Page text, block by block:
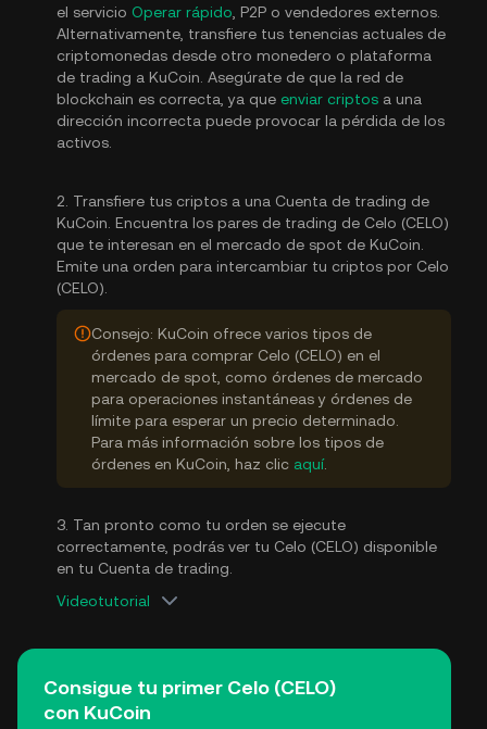
el servicio Operar rápido , P2P o vendedores externos.
Alternativamente, transfiere tus tenencias actuales de
criptomonedas desde otro monedero o plataforma
de trading a KuCoin. Asegúrate de que la red de
blockchain es correcta, ya que enviar criptos a una
dirección incorrecta puede provocar la pérdida de los
activos.
2. Transfiere tus criptos a una Cuenta de trading de
KuCoin. Encuentra los pares de trading de Celo (CELO)
que te interesan en el mercado de spot de KuCoin.
Emite una orden para intercambiar tu criptos por Celo
(CELO).
Consejo: KuCoin ofrece varios tipos de
órdenes para comprar Celo (CELO) en el
mercado de spot, como órdenes de mercado
para operaciones instantáneas y órdenes de
límite para esperar un precio determinado.
Para más información sobre los tipos de
órdenes en KuCoin, haz clic aquí.
3. Tan pronto como tu orden se ejecute
correctamente, podrás ver tu Celo (CELO) disponible
en tu Cuenta de trading.
Videotutorial
Consigue tu primer Celo (CELO)
con KuCoin